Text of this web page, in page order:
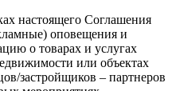
настоящего Соглашения
оповещения и
о товарах и услугах
или объектах
застройщиков – партнеров